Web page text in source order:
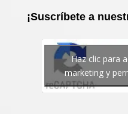
¡Suscríbete a
Haz clic para
marketing y